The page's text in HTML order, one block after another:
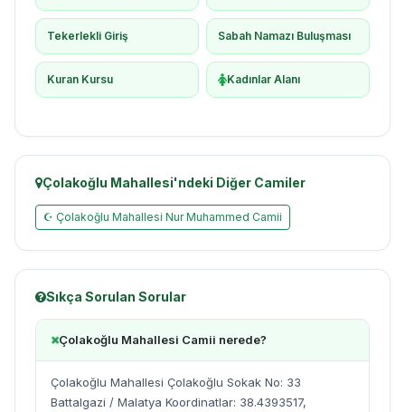
Tekerlekli Giriş Sabah Namazı Buluşması
Kuran Kursu Kadınlar Alanı
Çolakoğlu Mahallesi'ndeki Diğer Camiler
☪ Çolakoğlu Mahallesi Nur Muhammed Camii
Sıkça Sorulan Sorular
Çolakoğlu Mahallesi Camii nerede?
Çolakoğlu Mahallesi Çolakoğlu Sokak No: 33
Battalgazi / Malatya Koordinatlar: 38.4393517,